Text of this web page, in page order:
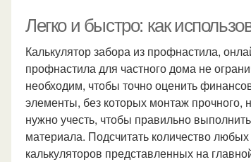
Легко и быстро: как
Калькулятор забора из профнастила,
профнастила для частного дома не
необходим, чтобы точно оценить
элементы, без которых монтаж прочного,
нужно учесть, чтобы правильно
материала. Подсчитать количество
калькуляторов представленных на